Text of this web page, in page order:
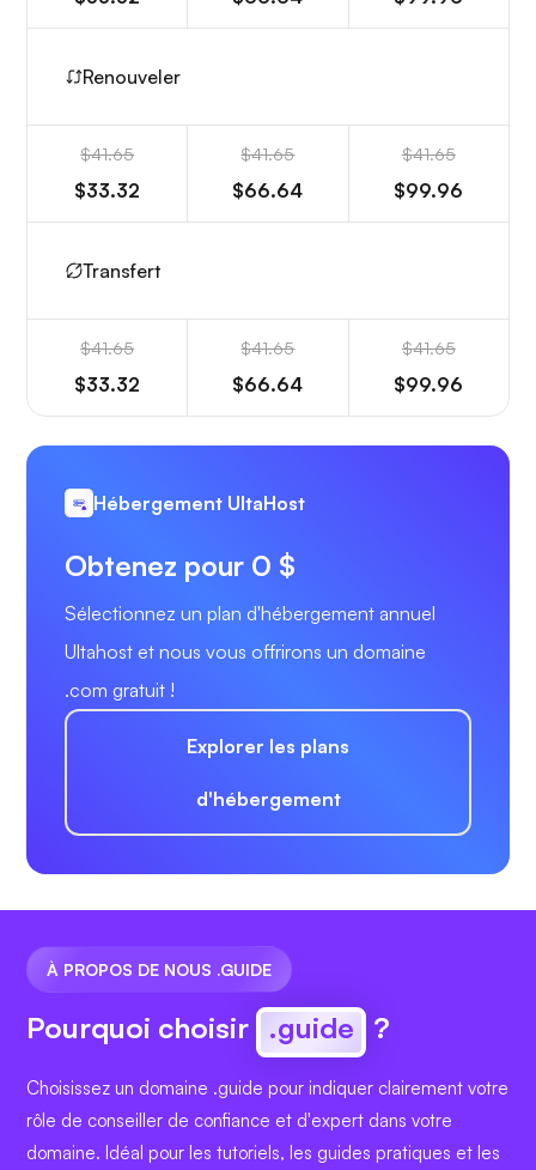
Renouveler
$41.65
$33.32
$41.65
$66.64
$41.65
$99.96
Transfert
$41.65
$33.32
$41.65
$66.64
$41.65
$99.96
Hébergement UltaHost
Obtenez pour 0 $
Sélectionnez un plan d'hébergement annuel
Ultahost et nous vous offrirons un domaine
.com gratuit !
Explorer les plans
d'hébergement
À PROPOS DE NOUS .GUIDE
Pourquoi choisir .guide ?
Choisissez un domaine .guide pour indiquer clairement votre
rôle de conseiller de confiance et d'expert dans votre
domaine. Idéal pour les tutoriels, les guides pratiques et les